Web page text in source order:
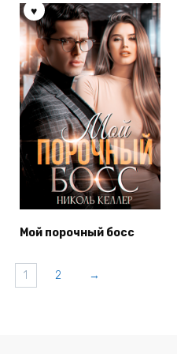
Мой порочный босс
1 2 →